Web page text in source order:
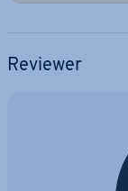
Reviewer